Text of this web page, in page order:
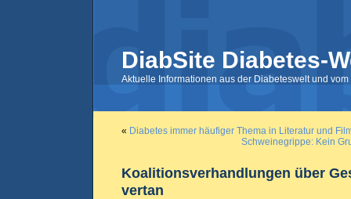
DiabSite Diabetes-
Aktuelle Informationen aus der Diabeteswelt und
« Diabetes immer häufiger Thema in Literatur und
Schweinegrippe: Kein
Koalitionsverhandlungen über
vertan